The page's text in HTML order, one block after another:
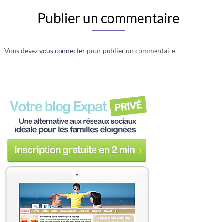
Publier un commentaire
Vous devezvous connecterpour publier un commentaire.